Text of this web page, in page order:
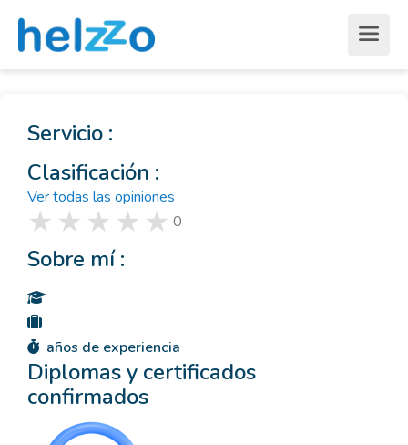
Servicio :
Clasificación :
Ver todas las opiniones
0
Sobre mí :
años de experiencia
Diplomas y certificados
confirmados